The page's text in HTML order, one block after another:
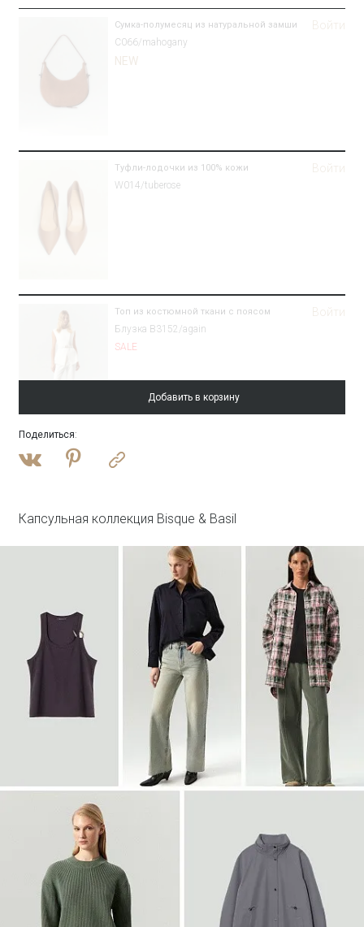
Сумка-полумесяц из натуральной замши
C066/mahogany
NEW
Войти
Туфли-лодочки из 100% кожи
W014/tuberose
Войти
Топ из костюмной ткани с поясом
Блузка B3152/again
SALE
Войти
Брюки зауженного кроя
Двубортный жакет из твида
ML838/lut
Войти
Полупальто-халат из шерсти
R136/irishcream
Войти
Добавить в корзину
Поделиться:
Капсульная коллекция Bisque & Basil